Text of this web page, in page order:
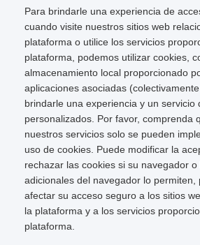
Para brindarle una experiencia de
cuando visite nuestros sitios web
plataforma o utilice los servicios
plataforma, podemos utilizar cookies,
almacenamiento local proporcionado
aplicaciones asociadas
brindarle una experiencia y un servicio
personalizados. Por favor, comprenda
nuestros servicios solo se pueden
uso de cookies. Puede modificar la
rechazar las cookies si su navegador o
adicionales del navegador lo permiten,
afectar su acceso seguro a los sitios
la plataforma y a los servicios
plataforma.